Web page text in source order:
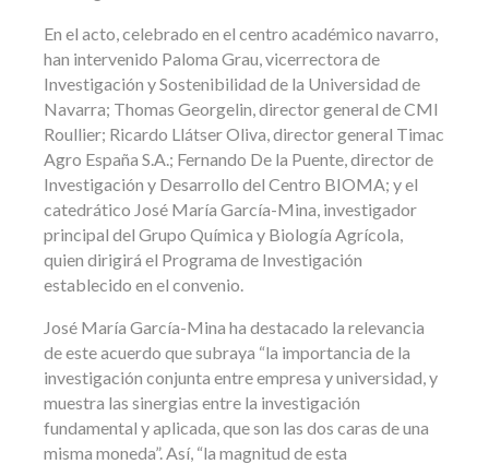
En el acto, celebrado en el centro académico navarro,
han intervenido Paloma Grau, vicerrectora de
Investigación y Sostenibilidad de la Universidad de
Navarra; Thomas Georgelin, director general de CMI
Roullier; Ricardo Llátser Oliva, director general Timac
Agro España S.A.; Fernando De la Puente, director de
Investigación y Desarrollo del Centro BIOMA; y el
catedrático José María García-Mina, investigador
principal del Grupo Química y Biología Agrícola,
quien dirigirá el Programa de Investigación
establecido en el convenio.
José María García-Mina ha destacado la relevancia
de este acuerdo que subraya “la importancia de la
investigación conjunta entre empresa y universidad, y
muestra las sinergias entre la investigación
fundamental y aplicada, que son las dos caras de una
misma moneda”. Así, “la magnitud de esta